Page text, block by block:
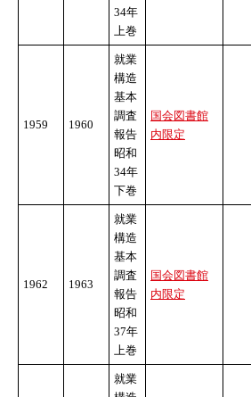
34年
上巻
1959 1960
就業
構造
基本
調査
報告
昭和
34年
下巻
国会図書館
内限定
1962 1963
就業
構造
基本
調査
報告
昭和
37年
上巻
国会図書館
内限定
就業